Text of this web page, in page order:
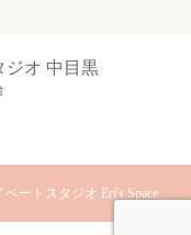
ジオ 中目黒
ートスタジオ Eri's Space